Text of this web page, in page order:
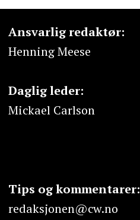
Ansvarlig redaktør:
Henning Meese
Daglig leder:
Mickael Carlson
Tips og kommentarer:
redaksjonen@cw.no